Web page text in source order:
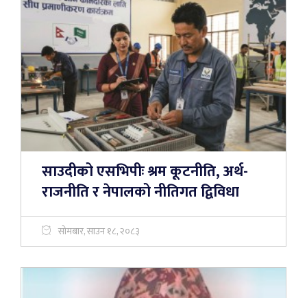
साउदीको एसभिपीः श्रम कूटनीति, अर्थ-
राजनीति र नेपालको नीतिगत द्विविधा
सोमबार, साउन १८, २०८३